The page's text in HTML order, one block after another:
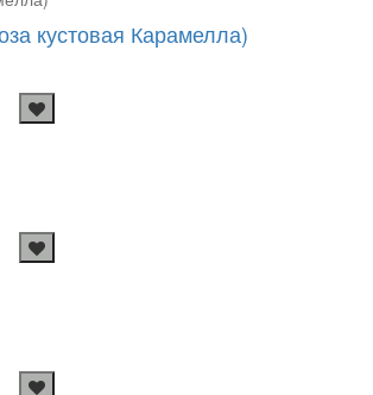
кустовая Карамелла)